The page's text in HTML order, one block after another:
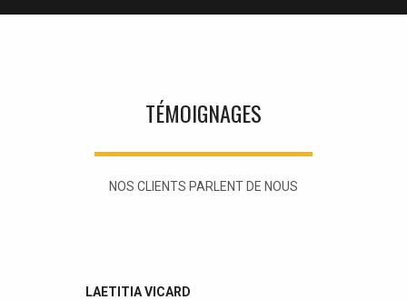
TÉMOIGNAGES
NOS CLIENTS PARLENT DE NOUS
LAETITIA VICARD